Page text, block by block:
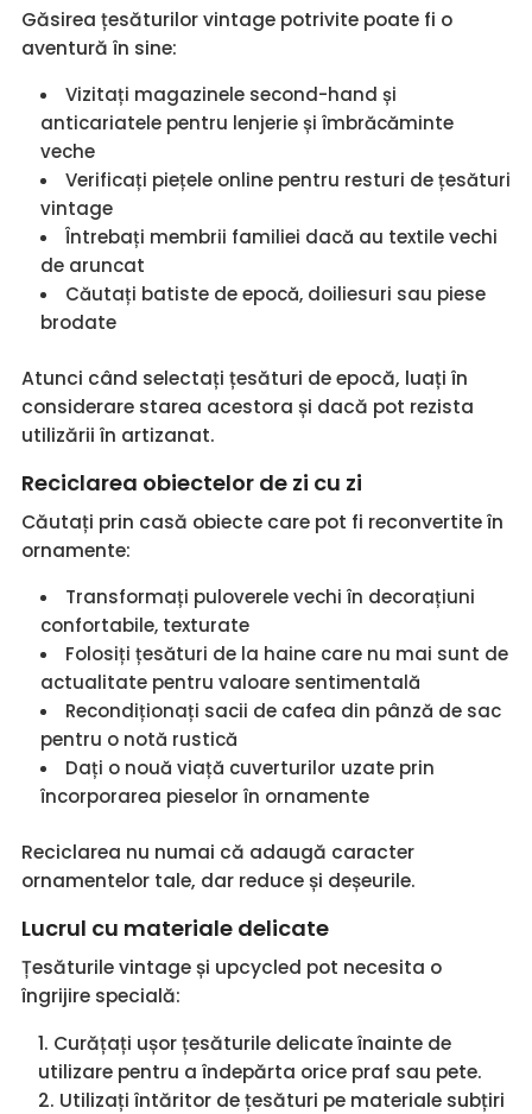
Găsirea țesăturilor vintage potrivite poate fi o
aventură în sine:
Vizitați magazinele second-hand și
anticariatele pentru lenjerie și îmbrăcăminte
veche
Verificați piețele online pentru resturi de țesături
vintage
Întrebați membrii familiei dacă au textile vechi
de aruncat
Căutați batiste de epocă, doiliesuri sau piese
brodate
Atunci când selectați țesături de epocă, luați în
considerare starea acestora și dacă pot rezista
utilizării în artizanat.
Reciclarea obiectelor de zi cu zi
Căutați prin casă obiecte care pot fi reconvertite în
ornamente:
Transformați puloverele vechi în decorațiuni
confortabile, texturate
Folosiți țesături de la haine care nu mai sunt de
actualitate pentru valoare sentimentală
Recondiționați sacii de cafea din pânză de sac
pentru o notă rustică
Dați o nouă viață cuverturilor uzate prin
încorporarea pieselor în ornamente
Reciclarea nu numai că adaugă caracter
ornamentelor tale, dar reduce și deșeurile.
Lucrul cu materiale delicate
Țesăturile vintage și upcycled pot necesita o
îngrijire specială:
Curățați ușor țesăturile delicate înainte de
utilizare pentru a îndepărta orice praf sau pete.
Utilizați întăritor de țesături pe materiale subțiri